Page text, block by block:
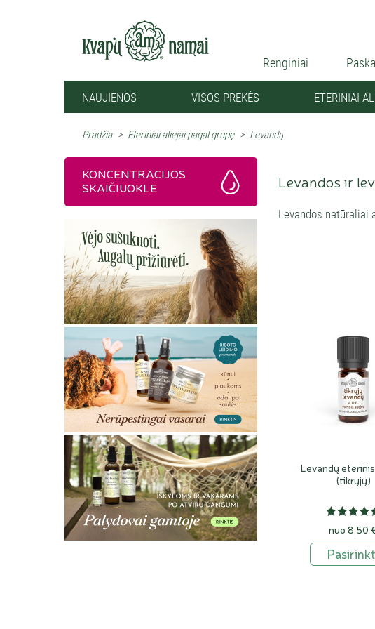
Renginiai
NAUJIENOS VISOS PREKĖS ETERINIAI
Pradžia > Eteriniai aliejai pagal grupę > Levandų
Levandos ir
Levandos natūraliai
Bulgarija, Krymu.
laikoma
keliais
Lavandula x
levandinai, o
su
Levandų
(tikrųjų)
nuo 8,50
KONCENTRACIJOS
SKAIČIUOKLĖ